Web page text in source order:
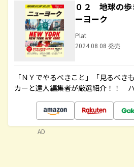
０２ 地球の
ーヨーク
Plat
2024.08.08 発売
「ＮＹでやるべきこと」「見るべき
カーと達人編集者が厳選紹介！！ ハ
AD